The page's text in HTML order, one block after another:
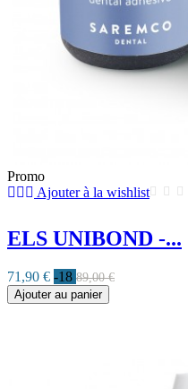
Promo
Ajouter à la wishlist
ELS UNIBOND -...
71,90 € -18 89,00 €
Ajouter au panier